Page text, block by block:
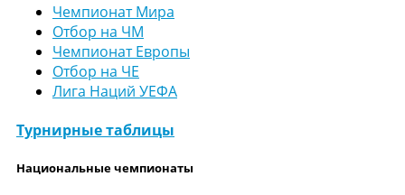
Чемпионат Мира
Отбор на ЧМ
Чемпионат Европы
Отбор на ЧЕ
Лига Наций УЕФА
Турнирные таблицы
Национальные чемпионаты